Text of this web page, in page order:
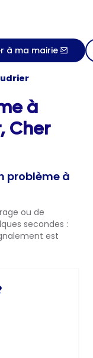
à ma mairie
à
Cher
problème à
ou de
secondes :
est